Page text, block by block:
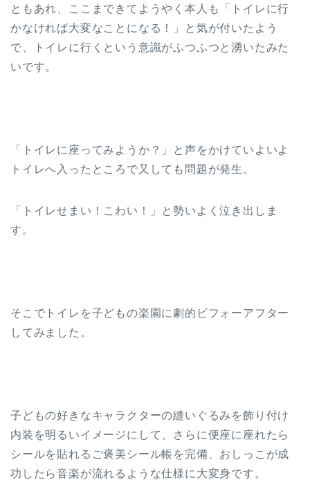
ともあれ、ここまできてようやく本人も「トイレに行
かなければ大変なことになる！」と気が付いたよう
で、トイレに行くという意識がふつふつと湧いたみた
いです。
「トイレに座ってみようか？」と声をかけていよいよ
トイレへ入ったところで又しても問題が発生。
「トイレせまい！こわい！」と勢いよく泣き出しま
す。
そこでトイレを子どもの楽園に劇的ビフォーアフター
してみました。
子どもの好きなキャラクターの縫いぐるみを飾り付け
内装を明るいイメージにして、さらに便座に座れたら
シールを貼れるご褒美シール帳を完備、おしっこが成
功したら音楽が流れるような仕様に大変身です。